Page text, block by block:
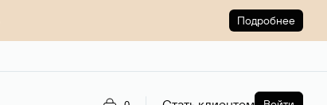
Подробнее